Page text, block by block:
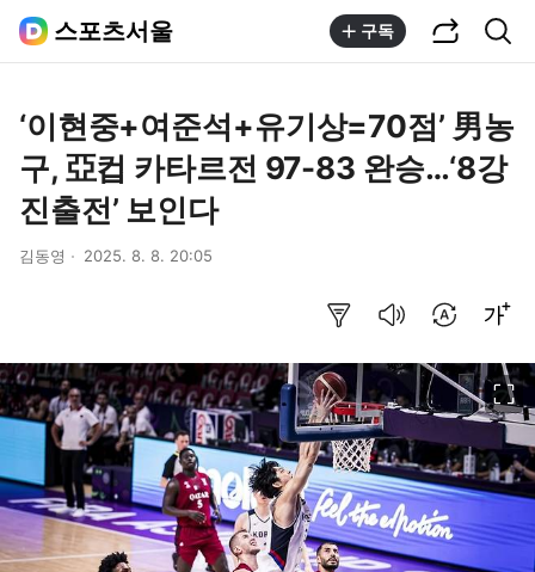
스포츠서울 구독
‘이현중+여준석+유기상=70점’ 男농
구, 亞컵 카타르전 97-83 완승…‘8강
진출전’ 보인다
김동영 2025. 8. 8. 20:05